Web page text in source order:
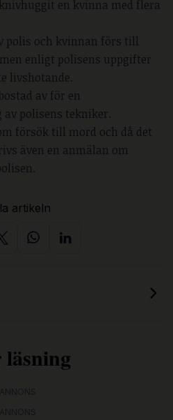
en kvinna med flera
polis och kvinnan förs till
enligt polisens uppgifter
livshotande.
av för en
polisens tekniker.
försök till mord och då det
även en anmälan om
artikeln